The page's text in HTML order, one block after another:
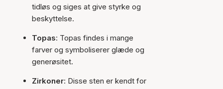
tidløs og siges at give styrke og
beskyttelse.
Topas: Topas findes i mange
farver og symboliserer glæde og
generøsitet.
Zirkoner: Disse sten er kendt for